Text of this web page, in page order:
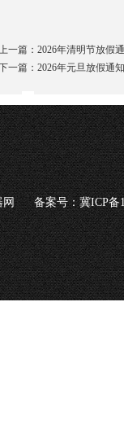
一篇： 2026年清明节放假
一篇： 2026年元旦放假通知
备案号：冀ICP备